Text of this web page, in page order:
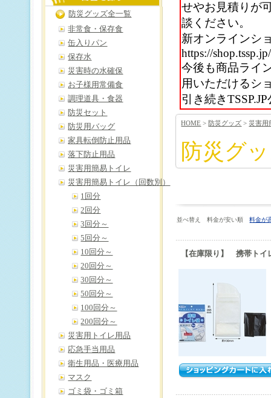
せやお見積りが
談ください。
新オンラインシ
https://shop.tssp.jp/
今後も商品ライ
用いただけるシ
引き続き
HOME >防災グッズ > 災害用
防災グ
並べ替え 料金が安い順料金が
【在庫限り】 携帯ト
防災グッズ全一覧
非常食・保存食
缶入りパン
保存水
災害時の水確保
お子様用常備食
調理道具・食器
防災セット
防災用バッグ
家具転倒防止用品
落下防止用品
災害用簡易トイレ
災害用簡易トイレ（回数別）
1回分
2回分
3回分～
5回分～
10回分～
20回分～
30回分～
50回分～
100回分～
200回分～
災害用トイレ用品
応急手当用品
衛生用品・医療用品
マスク
ゴミ袋・ゴミ箱